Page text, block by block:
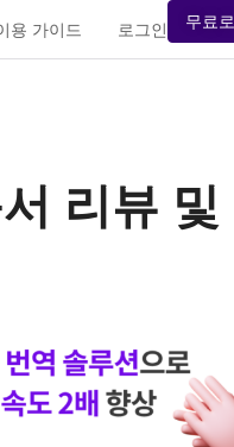
용 가이드 로그인 무료
리뷰 및